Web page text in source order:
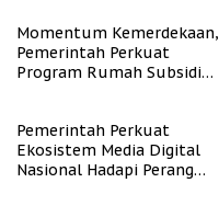
Momentum Kemerdekaan,
Pemerintah Perkuat
Program Rumah Subsidi
Pemerintah Perkuat
Ekosistem Media Digital
Nasional Hadapi Perang